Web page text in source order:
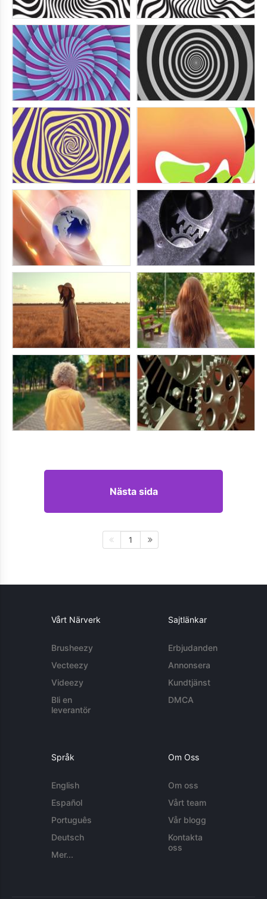
Nästa sida
1
Vårt Närverk
Brusheezy
Vecteezy
Videezy
Bli en
leverantör
Sajtlänkar
Erbjudanden
Annonsera
Kundtjänst
DMCA
Språk
English
Español
Português
Deutsch
Mer...
Om Oss
Om oss
Vårt team
Vår blogg
Kontakta
oss